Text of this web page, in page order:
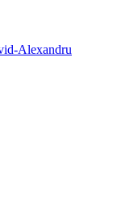
Alexandru